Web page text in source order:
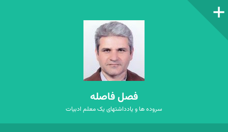
ستون‌کناری
فصل فاصله
سروده ها و یادداشتهای یک معلم ادبیات